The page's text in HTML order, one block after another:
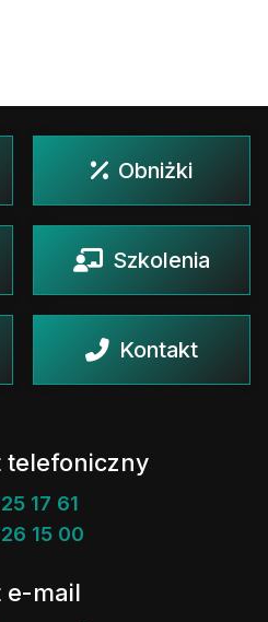
Obniżki
Szkolenia
Kontakt
telefoniczny
17 61
15 00
e-mail